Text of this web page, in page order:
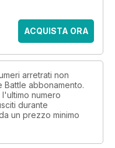
ACQUISTA ORA
arretrati non
Battle abbonamento.
numero
durante
un prezzo minimo